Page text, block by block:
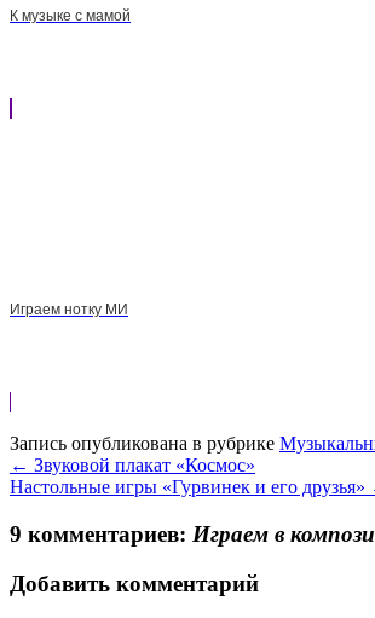
К музыке с мамой
Играем нотку МИ
Запись опубликована в рубрике
← Звуковой плакат «Космос»
Настольные игры «Гурвинек и его друзья»
9 комментариев: Играем в
Добавить комментарий